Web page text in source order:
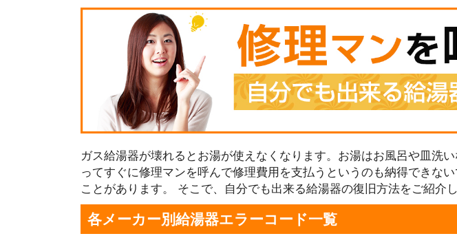
ガス給湯器が壊れるとお湯が使えなくなります。お湯はお風呂や皿洗
ってすぐに修理マンを呼んで修理費用を支払うというのも納得できな
ことがあります。 そこで、自分でも出来る給湯器の復旧方法をご紹介
各メーカー別給湯器エラーコード一覧